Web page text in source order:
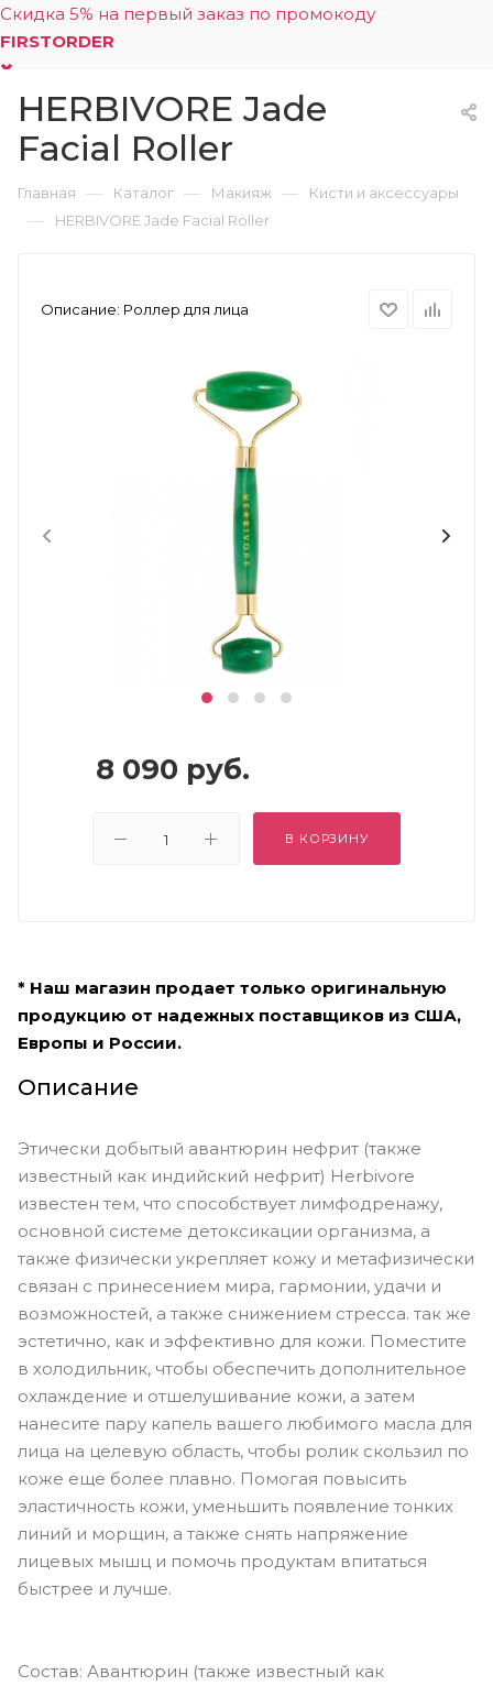
Скидка 5% на первый заказ по промокоду
FIRSTORDER
0
HERBIVORE Jade
Facial Roller
Главная — Каталог — Макияж — Кисти и аксессуары
— HERBIVORE Jade Facial Roller
Описание: Роллер для лица
8 090 руб.
В КОРЗИНУ
* Наш магазин продает только оригинальную
продукцию от надежных поставщиков из США,
Европы и России.
Описание
Этически добытый авантюрин нефрит (также
известный как индийский нефрит) Herbivore
известен тем, что способствует лимфодренажу,
основной системе детоксикации организма, а
также физически укрепляет кожу и метафизически
связан с принесением мира, гармонии, удачи и
возможностей, а также снижением стресса. так же
эстетично, как и эффективно для кожи. Поместите
в холодильник, чтобы обеспечить дополнительное
охлаждение и отшелушивание кожи, а затем
нанесите пару капель вашего любимого масла для
лица на целевую область, чтобы ролик скользил по
коже еще более плавно. Помогая повысить
эластичность кожи, уменьшить появление тонких
линий и морщин, а также снять напряжение
лицевых мышц и помочь продуктам впитаться
быстрее и лучше.
Состав: Авантюрин (также известный как